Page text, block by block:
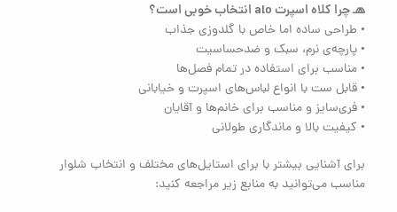
🧢 چرا کلاه اسپرت alo انتخاب خوبی است؟
• طراحی ساده اما خاص با گلدوزی جذاب
• پارچه‌ی نرم، سبک و ضدحساسیت
• مناسب برای استفاده در تمام فصل‌ها
• قابل ست با انواع لباس‌های اسپرت و خیابانی
• فری‌سایز و مناسب برای خانم‌ها و آقایان
• کیفیت بالا و ماندگاری طولانی
برای آشنایی بیشتر با برای استایل‌های مختلف و انتخاب شلوار
مناسب می‌توانید به منابع زیر مراجعه کنید: